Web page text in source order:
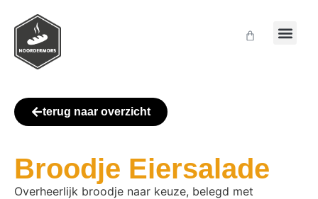
terug naar overzicht
Broodje Eiersalade
Overheerlijk broodje naar keuze, belegd met